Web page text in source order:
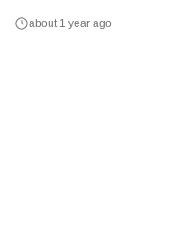
を担当していただきます。 具体的には、 ・季節ごとのイベント
LPの作成 ・バナーや告知物
about 1 year ago